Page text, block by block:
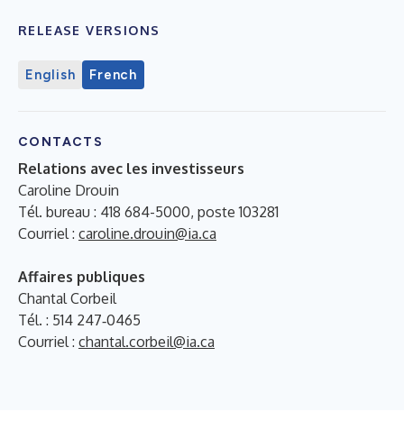
RELEASE VERSIONS
English French
CONTACTS
Relations avec les investisseurs
Caroline Drouin
Tél. bureau : 418 684-5000, poste 103281
Courriel : caroline.drouin@ia.ca
Affaires publiques
Chantal Corbeil
Tél. : 514 247‐0465
Courriel : chantal.corbeil@ia.ca